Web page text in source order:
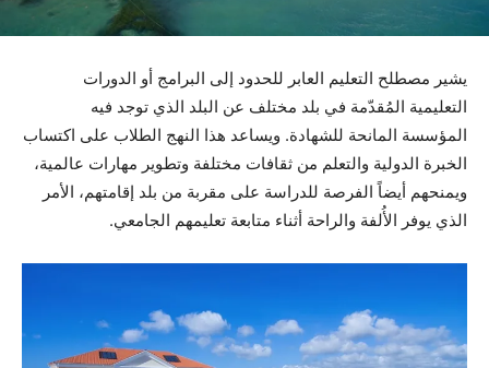
يشير مصطلح التعليم العابر للحدود إلى البرامج أو الدورات
التعليمية المُقدّمة في بلد مختلف عن البلد الذي توجد فيه
المؤسسة المانحة للشهادة. ويساعد هذا النهج الطلاب على اكتساب
الخبرة الدولية والتعلم من ثقافات مختلفة وتطوير مهارات عالمية،
ويمنحهم أيضاً الفرصة للدراسة على مقربة من بلد إقامتهم، الأمر
الذي يوفر الأُلفة والراحة أثناء متابعة تعليمهم الجامعي.